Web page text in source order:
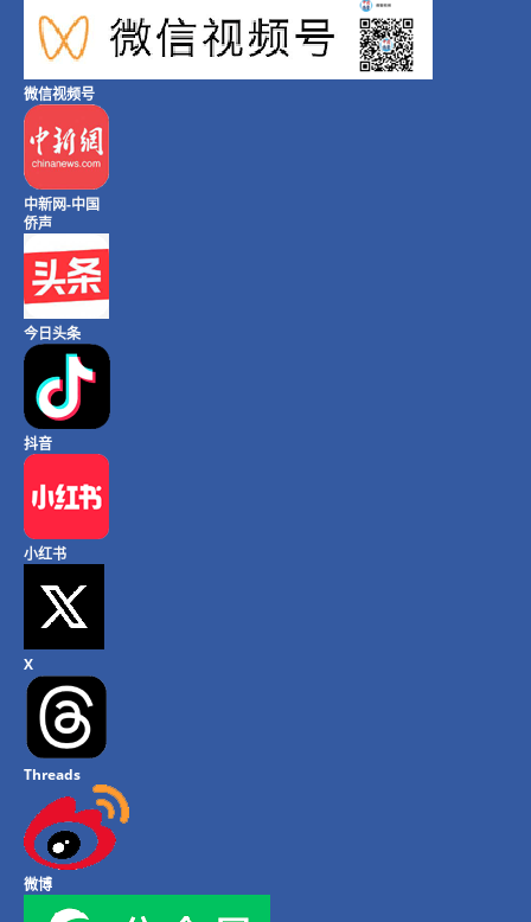
微信视频号
中新网-中国
侨声
今日头条
抖音
小红书
X
Threads
微博